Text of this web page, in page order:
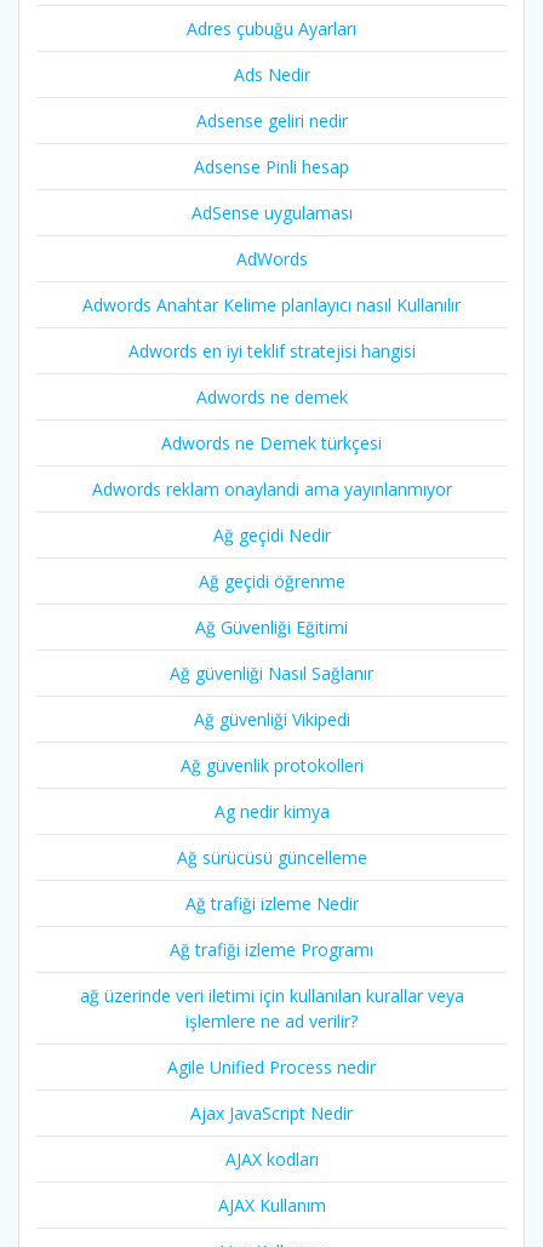
Adres çubuğu Ayarları
Ads Nedir
Adsense geliri nedir
Adsense Pinli hesap
AdSense uygulaması
AdWords
Adwords Anahtar Kelime planlayıcı nasıl Kullanılır
Adwords en iyi teklif stratejisi hangisi
Adwords ne demek
Adwords ne Demek türkçesi
Adwords reklam onaylandi ama yayınlanmıyor
Ağ geçidi Nedir
Ağ geçidi öğrenme
Ağ Güvenliği Eğitimi
Ağ güvenliği Nasıl Sağlanır
Ağ güvenliği Vikipedi
Ağ güvenlik protokolleri
Ag nedir kimya
Ağ sürücüsü güncelleme
Ağ trafiği izleme Nedir
Ağ trafiği izleme Programı
ağ üzerinde veri iletimi için kullanılan kurallar veya
işlemlere ne ad verilir?
Agile Unified Process nedir
Ajax JavaScript Nedir
AJAX kodları
AJAX Kullanım